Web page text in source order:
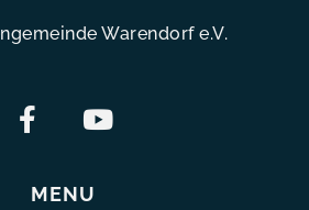
Warendorf e.V.
MENU